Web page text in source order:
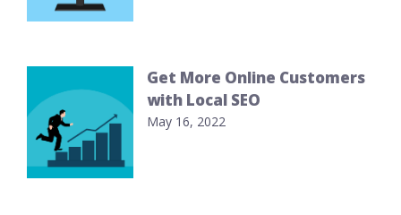
Get More Online Customers
with Local SEO
May 16, 2022